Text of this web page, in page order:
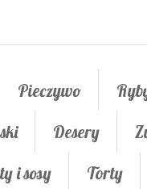
Pieczywo
Desery
i sosy Torty